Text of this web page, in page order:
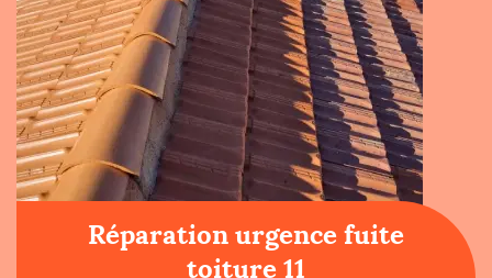
Réparation urgence fuite
toiture 11